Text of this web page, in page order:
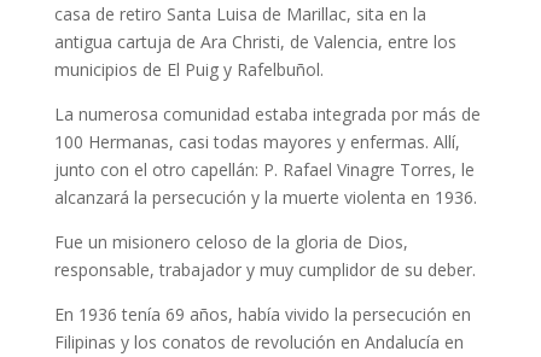
casa de retiro Santa Luisa de Marillac, sita en la
antigua cartuja de Ara Christi, de Valencia, entre los
municipios de El Puig y Rafelbuñol.
La numerosa comunidad estaba integrada por más de
100 Hermanas, casi todas mayores y enfermas. Allí,
junto con el otro capellán: P. Rafael Vinagre Torres, le
alcanzará la persecución y la muerte violenta en 1936.
Fue un misionero celoso de la gloria de Dios,
responsable, trabajador y muy cumplidor de su deber.
En 1936 tenía 69 años, había vivido la persecución en
Filipinas y los conatos de revolución en Andalucía en